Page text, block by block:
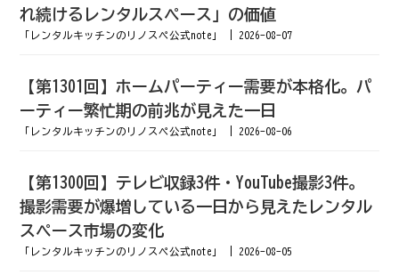
れ続けるレンタルスペース」の価値
「レンタルキッチンのリノスペ公式note」 2026-08-07
【第1301回】ホームパーティー需要が本格化。パ
ーティー繁忙期の前兆が見えた一日
「レンタルキッチンのリノスペ公式note」 2026-08-06
【第1300回】テレビ収録3件・YouTube撮影3件。
撮影需要が爆増している一日から見えたレンタル
スペース市場の変化
「レンタルキッチンのリノスペ公式note」 2026-08-05